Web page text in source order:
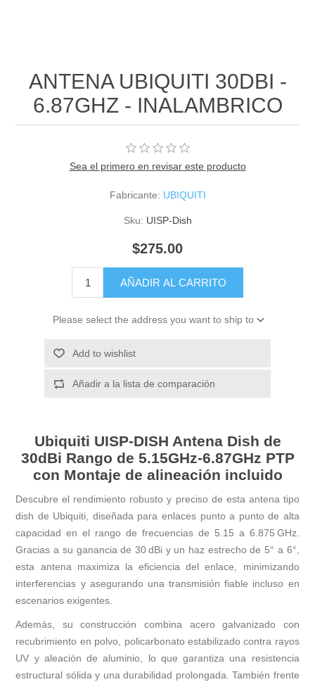
ANTENA UBIQUITI 30DBI -
6.87GHZ - INALAMBRICO
Sea el primero en revisar este producto
Fabricante: UBIQUITI
Sku: UISP-Dish
$275.00
AÑADIR AL CARRITO
Please select the address you want to ship to
Add to wishlist
Añadir a la lista de comparación
Ubiquiti UISP-DISH Antena Dish de
30dBi Rango de 5.15GHz-6.87GHz PTP
con Montaje de alineación incluido
Descubre el rendimiento robusto y preciso de esta antena tipo
dish de Ubiquiti, diseñada para enlaces punto a punto de alta
capacidad en el rango de frecuencias de 5.15 a 6.875 GHz.
Gracias a su ganancia de 30 dBi y un haz estrecho de 5° a 6°,
esta antena maximiza la eficiencia del enlace, minimizando
interferencias y asegurando una transmisión fiable incluso en
escenarios exigentes.
Además, su construcción combina acero galvanizado con
recubrimiento en polvo, policarbonato estabilizado contra rayos
UV y aleación de aluminio, lo que garantiza una resistencia
estructural sólida y una durabilidad prolongada. También frente